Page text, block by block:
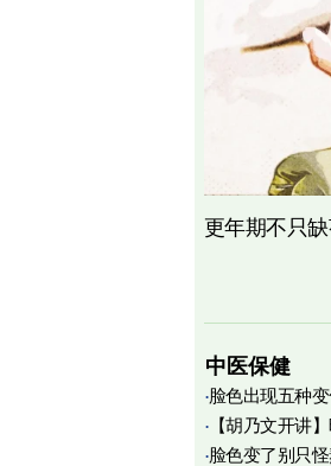
更年期不只
中医保健
脸色出现五种
【胡乃文开讲
育
脸色变了别只